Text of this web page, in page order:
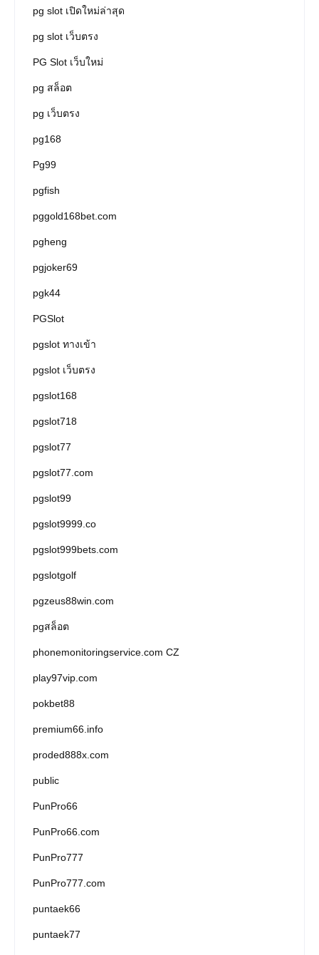
pg slot เปิดใหม่ล่าสุด
pg slot เว็บตรง
PG Slot เว็บใหม่
pg สล็อต
pg เว็บตรง
pg168
Pg99
pgfish
pggold168bet.com
pgheng
pgjoker69
pgk44
PGSlot
pgslot ทางเข้า
pgslot เว็บตรง
pgslot168
pgslot718
pgslot77
pgslot77.com
pgslot99
pgslot9999.co
pgslot999bets.com
pgslotgolf
pgzeus88win.com
pgสล็อต
phonemonitoringservice.com CZ
play97vip.com
pokbet88
premium66.info
proded888x.com
public
PunPro66
PunPro66.com
PunPro777
PunPro777.com
puntaek66
puntaek77